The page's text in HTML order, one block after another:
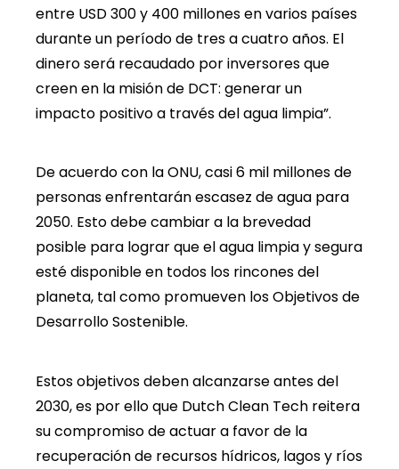
entre USD 300 y 400 millones en varios países
durante un período de tres a cuatro años. El
dinero será recaudado por inversores que
creen en la misión de DCT: generar un
impacto positivo a través del agua limpia”.
De acuerdo con la ONU, casi 6 mil millones de
personas enfrentarán escasez de agua para
2050. Esto debe cambiar a la brevedad
posible para lograr que el agua limpia y segura
esté disponible en todos los rincones del
planeta, tal como promueven los Objetivos de
Desarrollo Sostenible.
Estos objetivos deben alcanzarse antes del
2030, es por ello que Dutch Clean Tech reitera
su compromiso de actuar a favor de la
recuperación de recursos hídricos, lagos y ríos